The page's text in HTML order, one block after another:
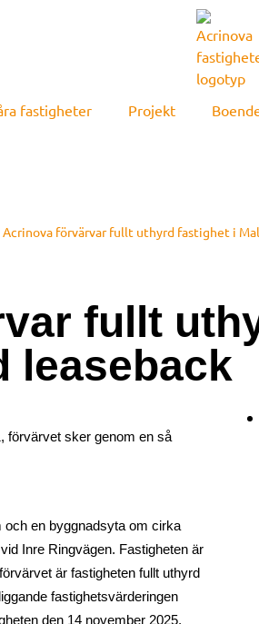
fastigheter Projekt
Acrinova förvärvar fullt uthyrd fastighet i
fullt
leaseback
förvärvet sker genom en så
och en byggnadsyta om cirka
Inre Ringvägen. Fastigheten är
är fastigheten fullt uthyrd
fastighetsvärderingen
den 14 november 2025.